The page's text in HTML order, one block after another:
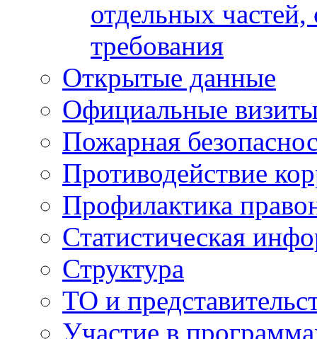
отдельных
требования
Открытые данные
Официальные
Пожарная
Противодействие
Профилактика
Статистическая
Структура
ТО и
Участие в